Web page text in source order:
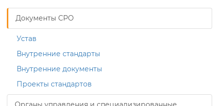
Документы СРО
Устав
Внутренние стандарты
Внутренние документы
Проекты стандартов